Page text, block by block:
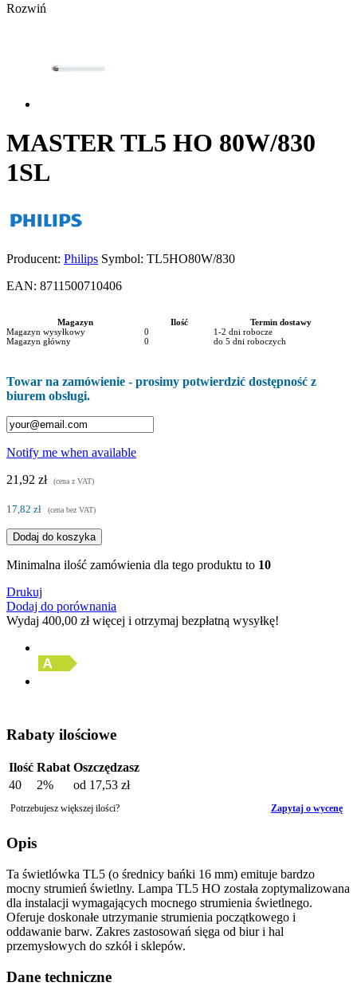
Rozwiń
MASTER TL5 HO 80W/830
1SL
Producent: Philips Symbol: TL5HO80W/830
EAN: 8711500710406
Magazyn Ilość
Termin dostawy
Magazyn wysyłkowy
0
1-2 dni robocze
Magazyn główny
0 do 5 dni roboczych
Towar na zamówienie - prosimy potwierdzić dostępność z
biurem obsługi.
Notify me when available
21,92 zł
(cena z VAT)
17,82 zł (cena bez VAT)
Dodaj do koszyka
Minimalna ilość zamówienia dla tego produktu to 10
Drukuj
Dodaj do porównania
Wydaj 400,00 złwięcej i otrzymaj bezpłatną wysyłkę!
Rabaty ilościowe
Ilość Rabat Oszczędzasz
40
2% od 17,53 zł
Potrzebujesz większej ilości? Zapytaj o wycenę
Opis
Ta świetlówka TL5 (o średnicy bańki 16 mm) emituje bardzo
mocny strumień świetlny. Lampa TL5 HO została zoptymalizowana
dla instalacji wymagających mocnego strumienia świetlnego.
Oferuje doskonałe utrzymanie strumienia początkowego i
oddawanie barw. Zakres zastosowań sięga od biur i hal
przemysłowych do szkół i sklepów.
Dane techniczne